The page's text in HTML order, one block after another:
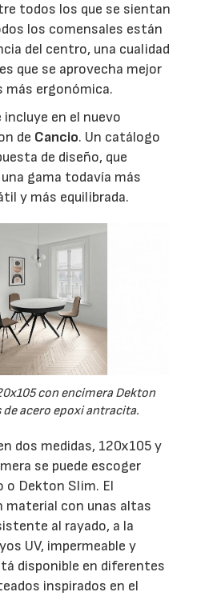
todos los que se sientan
los comensales están
del centro, una cualidad
que se aprovecha mejor
más ergonómica.
incluye en el nuevo
de Cancio. Un catálogo
de diseño, que
gama todavía más
y más equilibrada.
con encimera Dekton
de acero epoxi antracita.
dos medidas, 120x105 y
se puede escoger
o Dekton Slim. El
material con unas altas
al rayado, a la
UV, impermeable y
disponible en diferentes
inspirados en el